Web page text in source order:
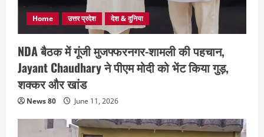
Home उत्तर प्रदेश देश & दुनिया
NDA बैठक में गूंजी मुजफ्फरनगर-शामली की पहचान,
Jayant Chaudhary ने पीएम मोदी को भेंट किया गुड़,
शक्कर और खांड
News 80 June 11, 2026